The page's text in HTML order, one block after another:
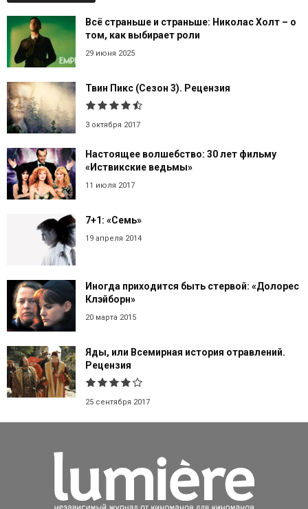
Всё страньше и страньше: Николас Холт – о
том, как выбирает роли
29 июня 2025
Твин Пикс (Сезон 3). Рецензия
3 октября 2017
Настоящее волшебство: 30 лет фильму
«Иствикские ведьмы»
11 июля 2017
7+1: «Семь»
19 апреля 2014
Иногда приходится быть стервой: «Долорес
Клэйборн»
20 марта 2015
Яды, или Всемирная история отравлений.
Рецензия
25 сентября 2017